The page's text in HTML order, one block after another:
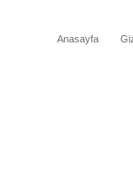
Anasayfa